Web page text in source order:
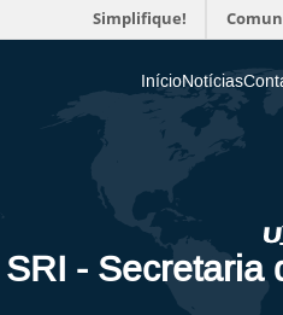
Simplifique!
InícioNotícias
SRI - Secretaria